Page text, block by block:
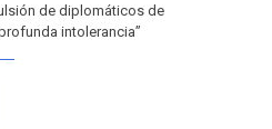
de diplomáticos de
intolerancia”